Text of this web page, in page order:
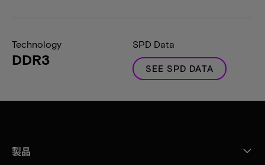
Technology
DDR3
SPD Data
SEE SPD DATA
製品